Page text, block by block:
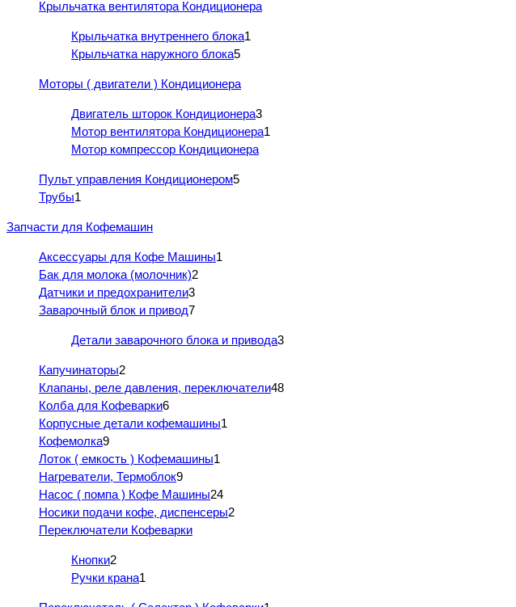
Крыльчатка вентилятора Кондиционера
Крыльчатка внутреннего блока1
Крыльчатка наружного блока5
Моторы ( двигатели ) Кондиционера
Двигатель шторок Кондиционера3
Мотор вентилятора Кондиционера1
Мотор компрессор Кондиционера
Пульт управления Кондиционером5
Трубы1
Запчасти для Кофемашин
Аксессуары для Кофе Машины1
Бак для молока (молочник)2
Датчики и предохранители3
Заварочный блок и привод7
Детали заварочного блока и привода3
Капучинаторы2
Клапаны, реле давления, переключатели48
Колба для Кофеварки6
Корпусные детали кофемашины1
Кофемолка9
Лоток ( емкость ) Кофемашины1
Нагреватели, Термоблок9
Насос ( помпа ) Кофе Машины24
Носики подачи кофе, диспенсеры2
Переключатели Кофеварки
Кнопки2
Ручки крана1